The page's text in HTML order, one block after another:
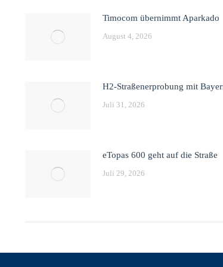
Timocom übernimmt Aparkado
August 4, 2026
H2-Straßenerprobung mit
Juli 31, 2026
eTopas 600 geht auf die Straße
Juli 29, 2026